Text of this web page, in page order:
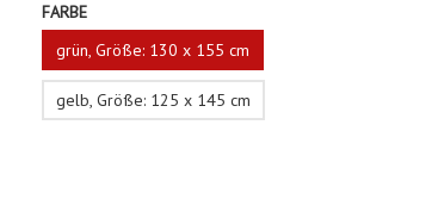
FARBE
grün, Größe: 130 x 155 cm
gelb, Größe: 125 x 145 cm